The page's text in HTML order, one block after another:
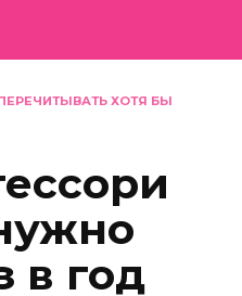
ХОТЯ БЫ
в год